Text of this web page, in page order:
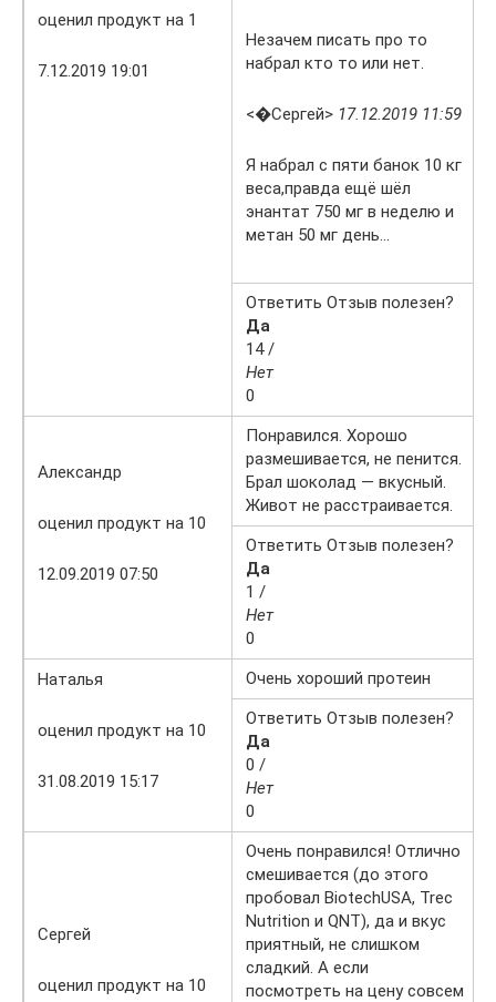
оценил продукт на 1
7.12.2019 19:01
Незачем писать про то
набрал кто то или нет.
<�Сергей> 17.12.2019 11:59
Я набрал с пяти банок 10 кг
веса,правда ещё шёл
энантат 750 мг в неделю и
метан 50 мг день…
Ответить Отзыв полезен?
Да
14 /
Нет
0
Александр
оценил продукт на 10
12.09.2019 07:50
Понравился. Хорошо
размешивается, не пенится.
Брал шоколад — вкусный.
Живот не расстраивается.
Ответить Отзыв полезен?
Да
1 /
Нет
0
Наталья
оценил продукт на 10
31.08.2019 15:17
Очень хороший протеин
Ответить Отзыв полезен?
Да
0 /
Нет
0
Сергей
оценил продукт на 10
Очень понравился! Отлично
смешивается (до этого
пробовал BiotechUSA, Trec
Nutrition и QNT), да и вкус
приятный, не слишком
сладкий. А если
посмотреть на цену совсем